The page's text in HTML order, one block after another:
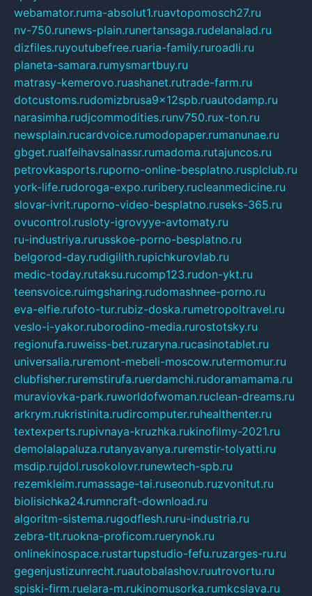
webamator.ruma-absolut1.ruavtopomosch27.ru
nv-750.runews-plain.runertansaga.rudelanalad.ru
dizfiles.ruyoutubefree.ruaria-family.ruroadli.ru
planeta-samara.rumysmartbuy.ru
matrasy-kemerovo.ruashanet.rutrade-farm.ru
dotcustoms.rudomizbrusa9x12spb.ruautodamp.ru
narasimha.rudjcommodities.runv750.rux-ton.ru
newsplain.rucardvoice.rumodopaper.rumanunae.ru
gbget.rualfeihavsalnassr.rumadoma.rutajuncos.ru
petrovkasports.ruporno-online-besplatno.rusplclub.ru
york-life.rudoroga-expo.ruribery.rucleanmedicine.ru
slovar-ivrit.ruporno-video-besplatno.ruseks-365.ru
ovucontrol.rusloty-igrovyye-avtomaty.ru
ru-industriya.rurusskoe-porno-besplatno.ru
belgorod-day.rudigilith.rupichkurovlab.ru
medic-today.rutaksu.rucomp123.rudon-ykt.ru
teensvoice.ruimgsharing.rudomashnee-porno.ru
eva-elfie.rufoto-tur.rubiz-doska.rumetropoltravel.ru
veslo-i-yakor.ruborodino-media.rurostotsky.ru
regionufa.ruweiss-bet.ruzaryna.rucasinotablet.ru
universalia.ruremont-mebeli-moscow.rutermomur.ru
clubfisher.ruremstirufa.ruerdamchi.rudoramamama.ru
muraviovka-park.ruworldofwoman.ruclean-dreams.ru
arkrym.rukristinita.rudircomputer.ruhealthenter.ru
textexperts.rupivnaya-kruzhka.rukinofilmy-2021.ru
demolalapaluza.rutanyavanya.ruremstir-tolyatti.ru
msdip.rujdol.rusokolovr.runewtech-spb.ru
rezemkleim.rumassage-tai.ruseonub.ruzvonitut.ru
biolisichka24.rumncraft-download.ru
algoritm-sistema.rugodflesh.ruru-industria.ru
zebra-tlt.ruokna-proficom.ruerynok.ru
onlinekinospace.rustartupstudio-fefu.ruzarges-ru.ru
gegenjustizunrecht.ruautobalashov.ruutrovortu.ru
spiski-firm.ruelara-m.rukinomusorka.rumkcslava.ru